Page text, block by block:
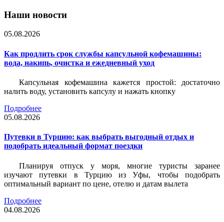
Наши новости
05.08.2026
Как продлить срок службы капсульной кофемашины:
вода, накипь, очистка и ежедневный уход
Капсульная кофемашина кажется простой: достаточно
налить воду, установить капсулу и нажать кнопку
Подробнее
05.08.2026
Путевки в Турцию: как выбрать выгодный отдых и
подобрать идеальный формат поездки
Планируя отпуск у моря, многие туристы заранее
изучают путевки в Турцию из Уфы, чтобы подобрать
оптимальный вариант по цене, отелю и датам вылета
Подробнее
04.08.2026